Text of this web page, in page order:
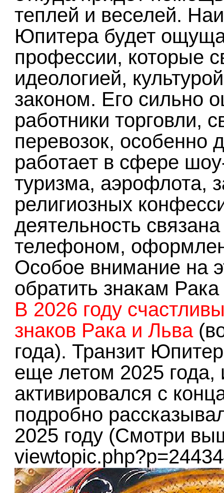
теплей и веселей.
Юпитера будет
профессии, которые
идеологией,
законом. Его сильно
работники торговли,
перевозок, особенно
работает в сфере
туризма, аэрофлота,
религиозных
деятельность
телефоном,
Особое внимание на
обратить знакам
В 2026 году
знаков Рака и Льва
года). Транзит
еще летом 2025 года,
активировался с
подробно
2025 году (Смотри